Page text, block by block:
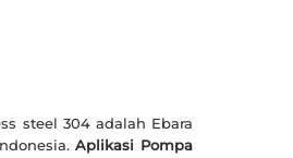
steel 304 adalah Ebara
Aplikasi Pompa